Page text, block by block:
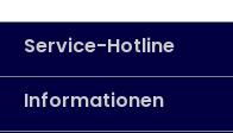
Service-Hotline
Informationen